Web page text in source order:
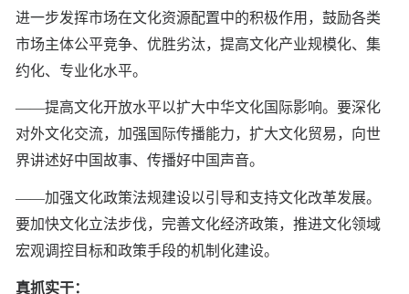
进一步发挥市场在文化资源配置中的积极作用，鼓励各类
市场主体公平竞争、优胜劣汰，提高文化产业规模化、集
约化、专业化水平。
——提高文化开放水平以扩大中华文化国际影响。要深化
对外文化交流，加强国际传播能力，扩大文化贸易，向世
界讲述好中国故事、传播好中国声音。
——加强文化政策法规建设以引导和支持文化改革发展。
要加快文化立法步伐，完善文化经济政策，推进文化领域
宏观调控目标和政策手段的机制化建设。
真抓实干：